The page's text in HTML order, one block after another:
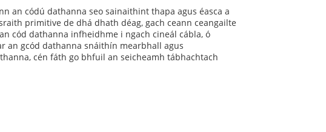
an códú dathanna seo sainaithint thapa agus éasca a
primitive de dhá dhath déag, gach ceann ceangailte
cód dathanna infheidhme i ngach cineál cábla, ó
an gcód dathanna snáithín mearbhall agus
cén fáth go bhfuil an seicheamh tábhachtach